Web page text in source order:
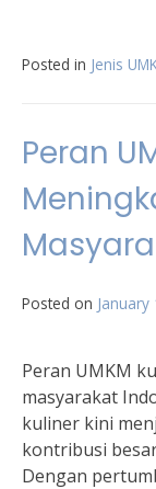
Posted in Jenis
Peran
Posted on
Peran UMKM
masyarakat
kuliner kini
kontribusi
Dengan